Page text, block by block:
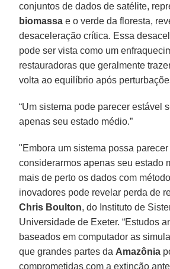
conjuntos de dados de satélite,
biomassa e o verde da floresta,
desaceleração crítica. Essa
pode ser vista como um
restauradoras que geralmente
volta ao equilíbrio após
“Um sistema pode parecer estável
apenas seu estado médio.”
"Embora um sistema possa
considerarmos apenas seu estado
mais de perto os dados com
inovadores pode revelar perda de
Chris Boulton, do Instituto de
Universidade de Exeter. “Estudos
baseados em computador as
que grandes partes da Amazônia
comprometidas com a extinção